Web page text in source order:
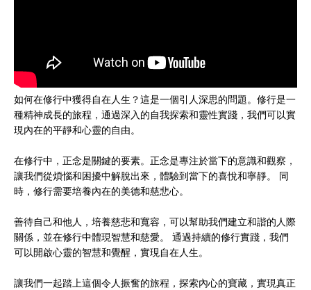
如何在修行中獲得自在人生？這是一個引人深思的問題。修行是一
種精神成長的旅程，通過深入的自我探索和靈性實踐，我們可以實
現內在的平靜和心靈的自由。
在修行中，正念是關鍵的要素。正念是專注於當下的意識和觀察，
讓我們從煩惱和困擾中解脫出來，體驗到當下的喜悅和寧靜。 同
時，修行需要培養內在的美德和慈悲心。
善待自己和他人，培養慈悲和寬容，可以幫助我們建立和諧的人際
關係，並在修行中體現智慧和慈愛。 通過持續的修行實踐，我們
可以開啟心靈的智慧和覺醒，實現自在人生。
讓我們一起踏上這個令人振奮的旅程，探索內心的寶藏，實現真正